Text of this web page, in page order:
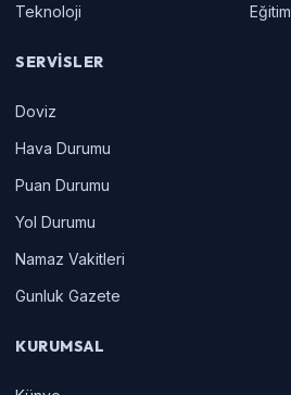
Teknoloji
Eğitim
SERVISLER
Doviz
Hava Durumu
Puan Durumu
Yol Durumu
Namaz Vakitleri
Gunluk Gazete
KURUMSAL